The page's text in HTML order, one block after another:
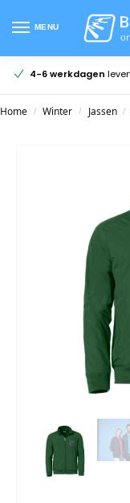
MENU
4-6 werkdagen
Home / Winter / Jassen /